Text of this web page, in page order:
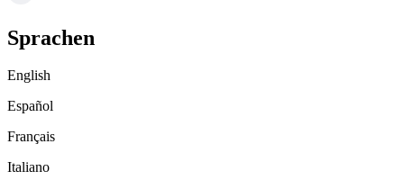
Sprachen
English
Español
Français
Italiano